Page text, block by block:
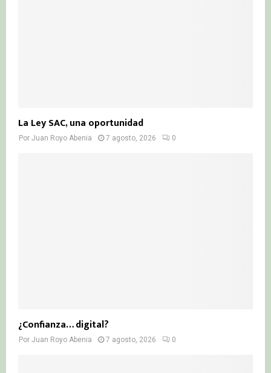
La Ley SAC, una oportunidad
Por Juan Royo Abenia 7 agosto, 2026 0
¿Confianza… digital?
Por Juan Royo Abenia 7 agosto, 2026 0